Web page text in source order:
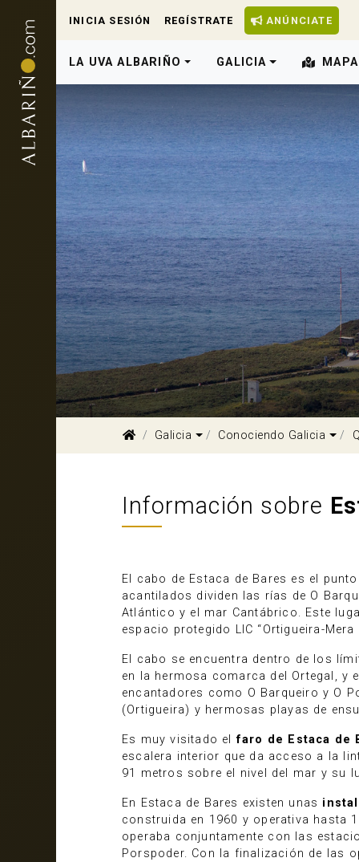
INICIA SESIÓN REGÍSTRATE ANÚNCIATE
LA UVA ALBARIÑO GALICIA MAPA
Galicia Dropdown
Conociendo Galicia
Información sobre
El cabo de Estaca de Bares es el
acantilados dividen las rías de O
Atlántico y el mar Cantábrico. Este
espacio protegido LIC “Ortigueira-
El cabo se encuentra dentro de los
en la hermosa comarca del Ortegal, y
encantadores como O Barqueiro y O
(Ortigueira) y hermosas playas de
Es muy visitado elfaro de Estaca de
escalera interior que da acceso a la
91 metros sobre el nivel del mar y su
En Estaca de Bares existen unas
construida en 1960 y operativa hasta
operaba conjuntamente con las
Porspoder. Con la finalización de las